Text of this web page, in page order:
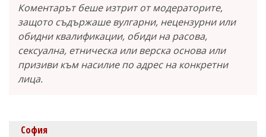
Коментарът беше изтрит от модераторите,
защото съдържаше вулгарни, нецензурни или
обидни квалификации, обиди на расова,
сексуална, етническа или верска основа или
призиви към насилие по адрес на конкретни
лица.
София